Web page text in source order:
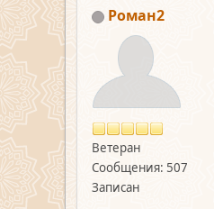
Роман2
Ветеран
Сообщения: 507
Записан